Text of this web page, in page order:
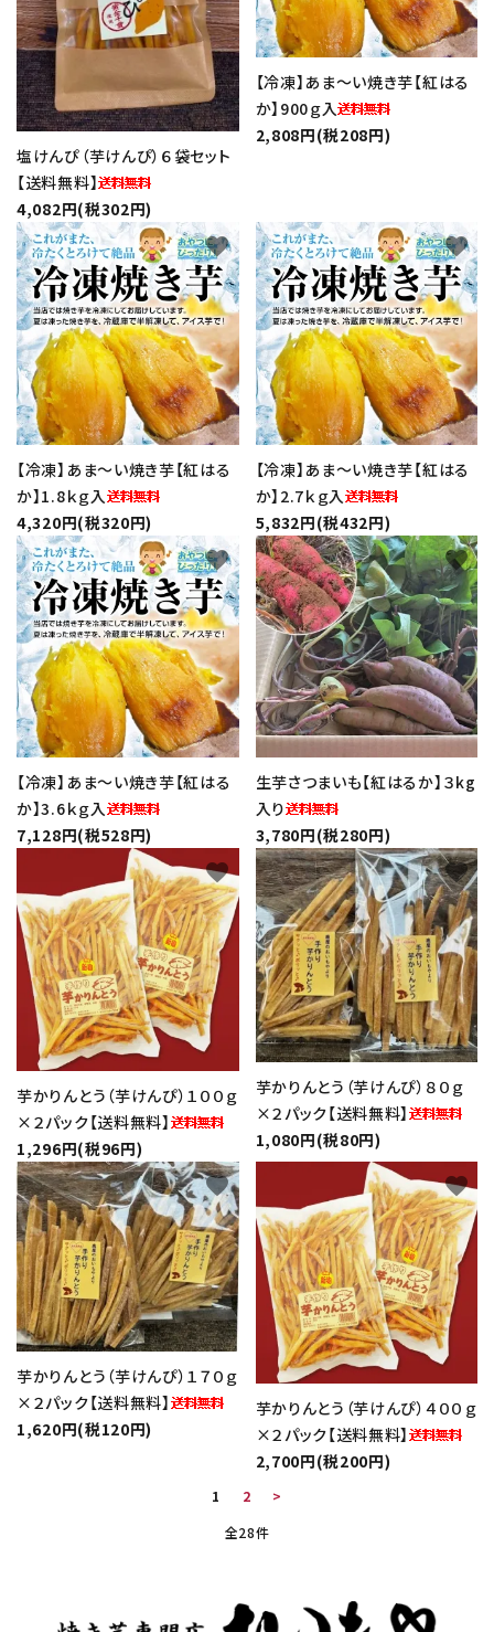
お問い合わせ
塩けんぴ（芋けんぴ）６袋セット
【送料無料】
4,082円(税302円)
【冷凍】あま～い焼き芋【紅はる
か】900ｇ入
2,808円(税208円)
【冷凍】あま～い焼き芋【紅はる
か】1.8ｋｇ入
4,320円(税320円)
favorite
【冷凍】あま～い焼き芋【紅はる
か】2.7ｋｇ入
5,832円(税432円)
favorite
【冷凍】あま～い焼き芋【紅はる
か】3.6ｋｇ入
7,128円(税528円)
favorite
生芋さつまいも【紅はるか】３kg
入り
3,780円(税280円)
favorite
芋かりんとう（芋けんぴ）１００ｇ
×２パック【送料無料】
1,296円(税96円)
favorite
芋かりんとう（芋けんぴ）８０ｇ
×２パック【送料無料】
1,080円(税80円)
favorite
芋かりんとう（芋けんぴ）１７０ｇ
×２パック【送料無料】
1,620円(税120円)
favorite
芋かりんとう（芋けんぴ）４００ｇ
×２パック【送料無料】
2,700円(税200円)
favorite
1 2
>
全28件
キーワード